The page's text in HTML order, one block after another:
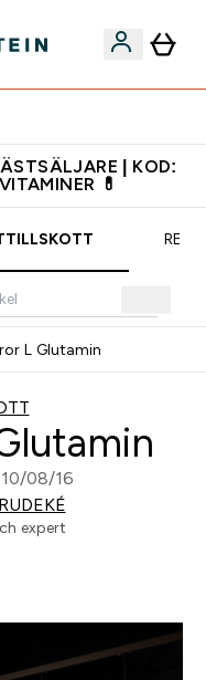
| KOD:
💊
L Glutamin
08/16
expert